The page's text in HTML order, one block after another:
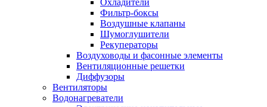
Охладители
Фильтр-боксы
Воздушные клапаны
Шумоглушители
Рекуператоры
Воздуховоды и фасонные элементы
Вентиляционные решетки
Диффузоры
Вентиляторы
Водонагреватели